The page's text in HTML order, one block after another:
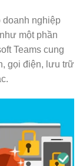
doanh nghiệp
một phần
Teams cung
gọi điện, lưu trữ